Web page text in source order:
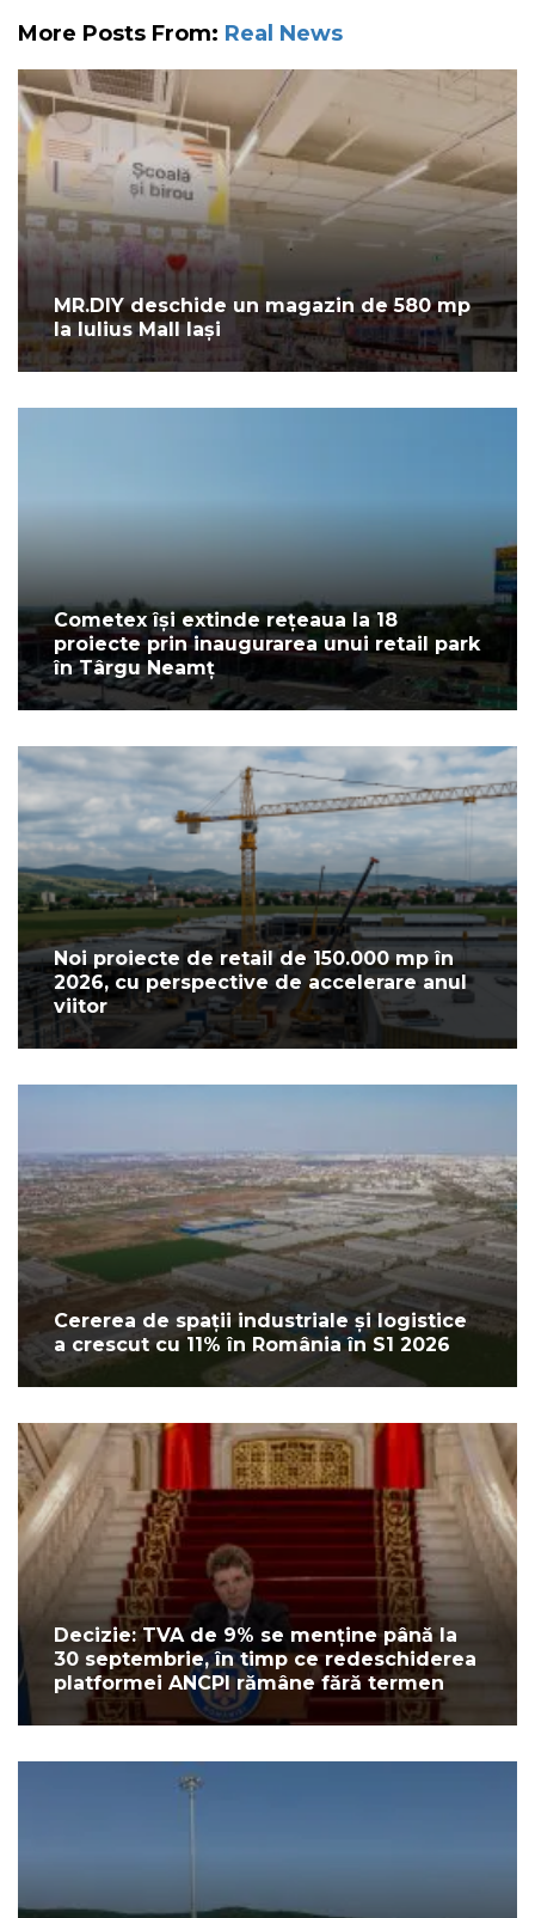
More Posts From: Real News
MR.DIY deschide un magazin de 580 mp
la Iulius Mall Iași
Cometex își extinde rețeaua la 18
proiecte prin inaugurarea unui retail park
în Târgu Neamț
Noi proiecte de retail de 150.000 mp în
2026, cu perspective de accelerare anul
viitor
Cererea de spații industriale și logistice
a crescut cu 11% în România în S1 2026
Decizie: TVA de 9% se menține până la
30 septembrie, în timp ce redeschiderea
platformei ANCPI rămâne fără termen